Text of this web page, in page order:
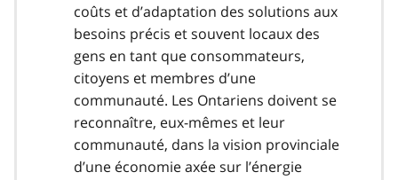
coûts et d’adaptation des solutions aux
besoins précis et souvent locaux des
gens en tant que consommateurs,
citoyens et membres d’une
communauté. Les Ontariens doivent se
reconnaître, eux-mêmes et leur
communauté, dans la vision provinciale
d’une économie axée sur l’énergie